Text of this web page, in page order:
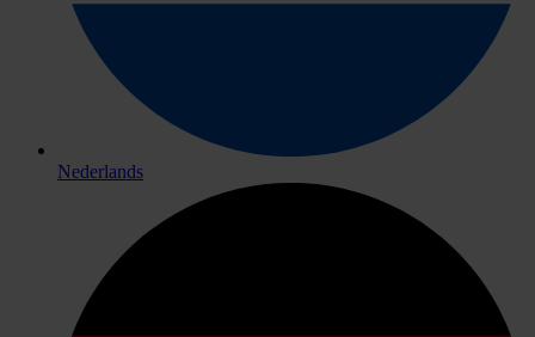
Nederlands